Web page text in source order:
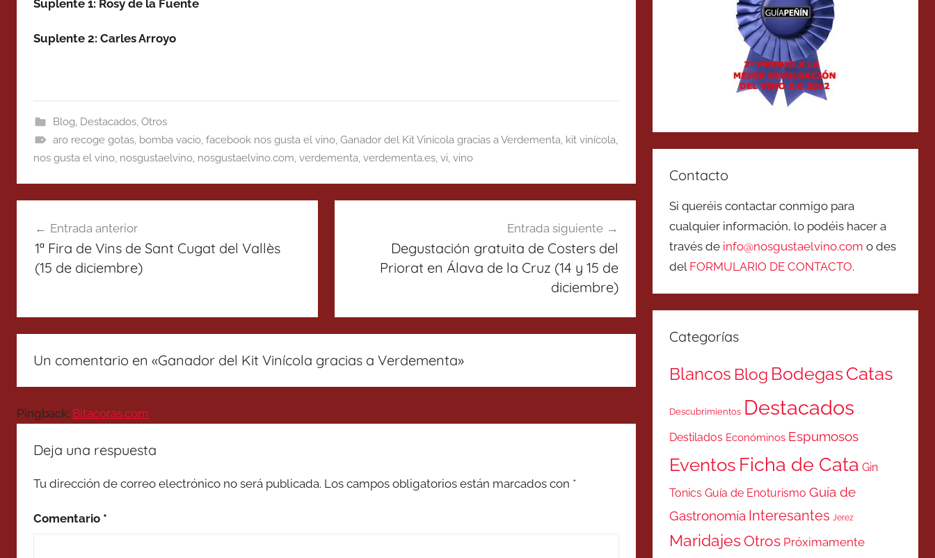
Suplente 1: Rosy de la Fuente
Suplente 2: Carles Arroyo
Blog, Destacados, Otros
aro recoge gotas, bomba vacio, facebook nos gusta el vino, Ganador del Kit Vinícola gracias a Verdementa, kit vinícola,
nos gusta el vino, nosgustaelvino, nosgustaelvino.com, verdementa, verdementa.es, vi, vino
de
entradas
Entrada anterior
1ª Fira de Vins de Sant Cugat del Vallès
(15 de diciembre)
Entrada siguiente
Degustación gratuita de Costers del
Priorat en Álava de la Cruz (14 y 15 de
diciembre)
Un comentario en «Ganador del Kit Vinícola gracias a Verdementa»
Pingback: Bitacoras.com
Deja una respuesta
Tu dirección de correo electrónico no será publicada. Los campos obligatorios están marcados con *
Comentario *
Contacto
Si queréis contactar conmigo para
cualquier información, lo podéis hacer a
través de info@nosgustaelvino.com o des
del FORMULARIO DE CONTACTO.
Categorías
Blancos Blog BodegasCatas
Descubrimientos Destacados
Destilados Económinos Espumosos
Eventos Ficha de Cata Gin
Tonics Guía de Enoturismo Guía de
Gastronomía Interesantes Jerez
MaridajesOtros Próximamente